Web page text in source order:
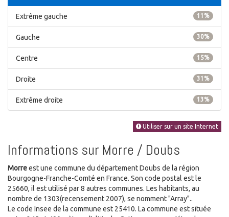
11%
Extrême gauche
30%
Gauche
15%
Centre
31%
Droite
13%
Extrême droite
Utiliser sur un site Internet
Informations sur Morre / Doubs
Morreest une commune du département Doubs de la région
Bourgogne-Franche-Comté en France. Son code postal est le
25660, il est utilisé par 8 autres communes. Les habitants, au
nombre de 1303(recensement 2007), se nomment "Array"..
Le code Insee de la commune est 25410. La commune est située